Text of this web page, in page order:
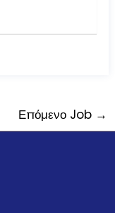
Επόμενο Job →